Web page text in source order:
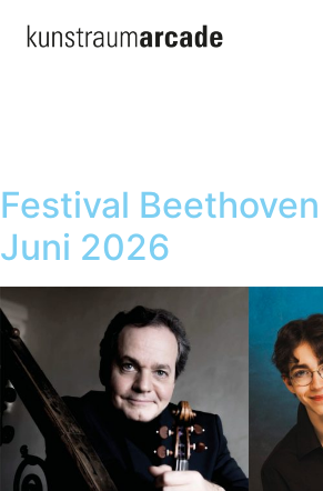
Festival Beethoven
Juni 2026